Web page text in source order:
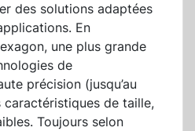
des solutions adaptées
En
une plus grande
de
précision (jusqu’au
de taille,
Toujours selon